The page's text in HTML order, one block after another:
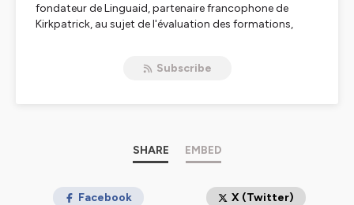
fondateur de Linguaid, partenaire francophone de
Kirkpatrick, au sujet de l'évaluation des formations,
applications dans le domaine de la formation, etc.
tout ce qui est important pour la formation
professionnelle peut être discuté : le marché, les
etc.
Subscribe
SHARE EMBED
Facebook X (Twitter)